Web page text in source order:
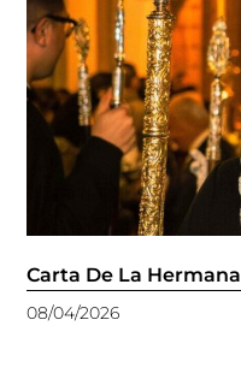
Carta De La
08/04/2026